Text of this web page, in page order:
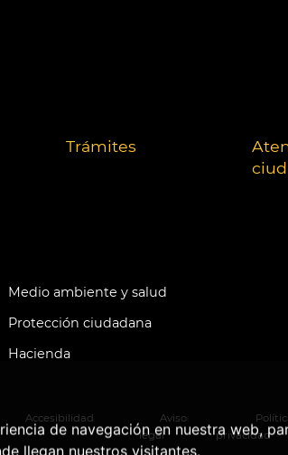
de navegación en nuestra web,
llegan nuestros visitantes.
Trámites
Medio ambiente y salud
Protección ciudadana
Hacienda
Accesibilidad
Aviso
legal
privacidad